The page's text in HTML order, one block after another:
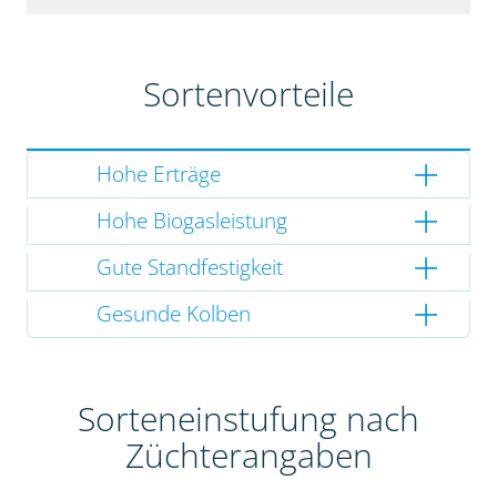
Sortenvorteile
Hohe Erträge
Hohe Biogasleistung
Gute Standfestigkeit
Gesunde Kolben
Sorteneinstufung nach
Züchterangaben